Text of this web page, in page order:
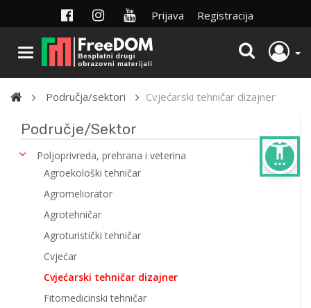
settings_accessibility
Prijava Registracija
Područja/sektori Cvjećarski tehničar dizajner
Područje/Sektor
Poljoprivreda, prehrana i veterina
Agroekološki tehničar
Agromeliorator
Agrotehničar
Agroturistički tehničar
Cvjećar
Cvjećarski tehničar dizajner
Fitomedicinski tehničar